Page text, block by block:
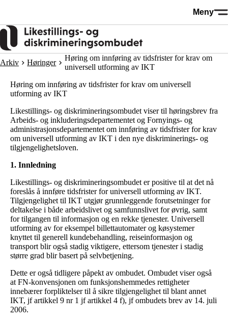
Meny
Arkiv Høringer
Høring om innføring av tidsfrister for krav om
universell utforming av IKT
Høring om innføring av tidsfrister for krav om universell
utforming av IKT
Likestillings- og diskrimineringsombudet viser til høringsbrev fra
Arbeids- og inkluderingsdepartementet og Fornyings- og
administrasjonsdepartementet om innføring av tidsfrister for krav
om universell utforming av IKT i den nye diskriminerings- og
tilgjengelighetsloven.
1. Innledning
Likestillings- og diskrimineringsombudet er positive til at det nå
foreslås å innføre tidsfrister for universell utforming av IKT.
Tilgjengelighet til IKT utgjør grunnleggende forutsetninger for
deltakelse i både arbeidslivet og samfunnslivet for øvrig, samt
for tilgangen til informasjon og en rekke tjenester. Universell
utforming av for eksempel billettautomater og køsystemer
knyttet til generell kundebehandling, reiseinformasjon og
transport blir også stadig viktigere, ettersom tjenester i stadig
større grad blir basert på selvbetjening.
Dette er også tidligere påpekt av ombudet. Ombudet viser også
at FN-konvensjonen om funksjonshemmedes rettigheter
innebærer forpliktelser til å sikre tilgjengelighet til blant annet
IKT, jf artikkel 9 nr 1 jf artikkel 4 f), jf ombudets brev av 14. juli
2006.